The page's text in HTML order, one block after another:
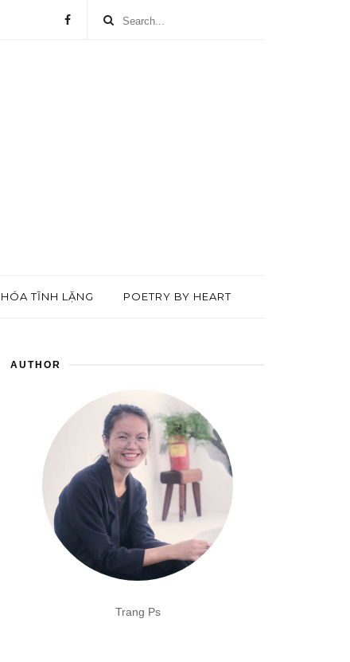
TĨNH LẶNG POETRY BY HEART
AUTHOR
Trang Ps